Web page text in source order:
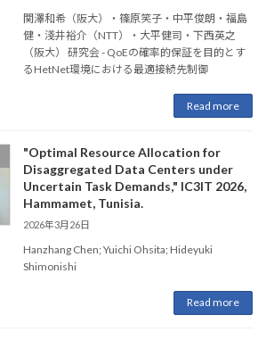
関澤和希（阪大）・篠原笑子・中平俊朗・福島
健・淺井裕介（NTT）・大平健司・下西英之
（阪大） 研究会 - QoEの確率的保証を目的とす
るHetNet環境における最適接続先制御
Read more
"Optimal Resource Allocation for
Disaggregated Data Centers under
Uncertain Task Demands​," IC3IT 2026,
Hammamet, Tunisia.
2026年3月26日
Hanzhang Chen; Yuichi Ohsita; Hideyuki
Shimonishi
Read more